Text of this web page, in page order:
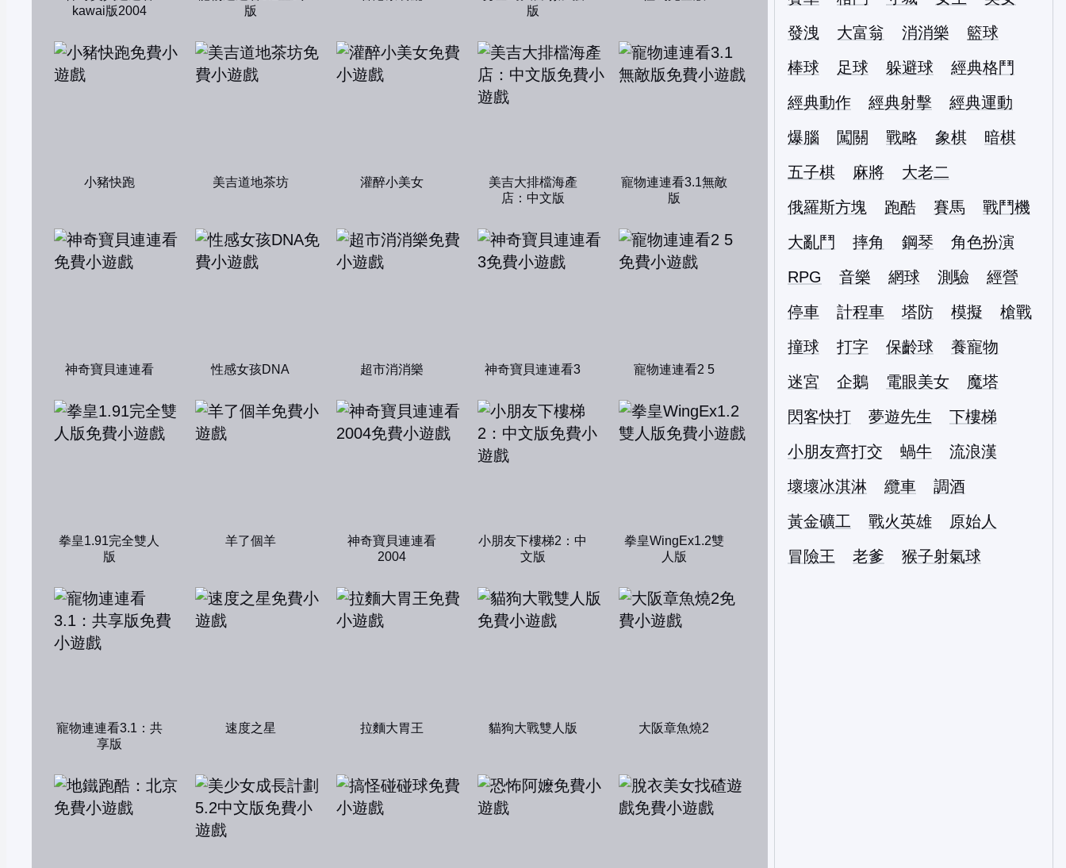
kawai版2004
版
版
小豬快跑 美吉道地茶坊 灌醉小美女
美吉大排檔海產
店：中文版
寵物連連看3.1無敵
版
神奇寶貝連連看 性感女孩DNA 超市消消樂 神奇寶貝連連看3 寵物連連看2 5
拳皇1.91完全雙人
版
羊了個羊
神奇寶貝連連看
2004
小朋友下樓梯2：中
文版
拳皇WingEx1.2雙
人版
寵物連連看3.1：共
享版
速度之星 拉麵大胃王 貓狗大戰雙人版 大阪章魚燒2
發洩
大富翁 消消樂
籃球
棒球
足球 躲避球
經典格鬥
經典動作
經典射擊
經典運動
爆腦
闖關 戰略 象棋
暗棋
五子棋
麻將
大老二
俄羅斯方塊
跑酷 賽馬
戰鬥機
大亂鬥
摔角 鋼琴
角色扮演
RPG
音樂 網球 測驗
經營
停車
計程車 塔防 模擬
槍戰
撞球
打字 保齡球
養寵物
迷宮
企鵝 電眼美女
魔塔
閃客快打
夢遊先生
下樓梯
小朋友齊打交
蝸牛
流浪漢
壞壞冰淇淋
纜車
調酒
黃金礦工
戰火英雄
原始人
冒險王
老爹 猴子射氣球